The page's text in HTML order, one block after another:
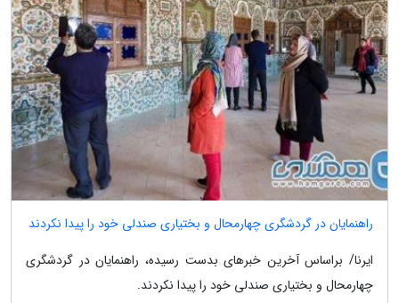
راهنمایان در گردشگری چهارمحال و بختیاری صندلی خود را پیدا نکردند
ایرنا/ براساس آخرین خبرهای بدست رسیده، راهنمایان در گردشگری
چهارمحال و بختیاری صندلی خود را پیدا نکردند.